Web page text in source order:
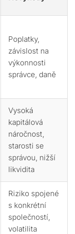
Poplatky,
závislost na
výkonnosti
správce, daně
Vysoká
kapitálová
náročnost,
starosti se
správou, nižší
likvidita
Riziko spojené
s konkrétní
společností,
volatilita